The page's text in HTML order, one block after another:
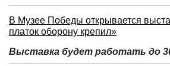
В Музее Победы открывается
платок оборону крепил»
Выставка будет работать до